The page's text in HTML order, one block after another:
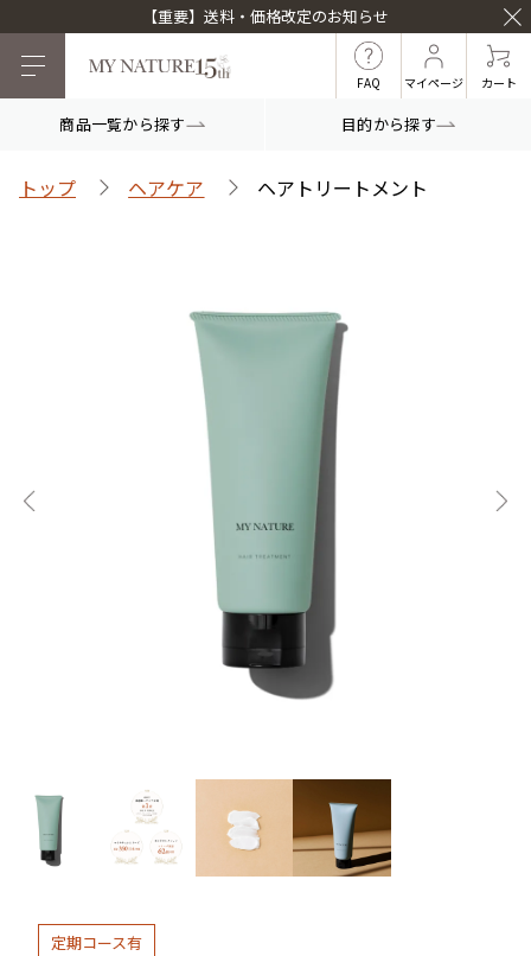
【重要】送料・価格改定のお知らせ
FAQ マイページ カート
商品一覧から探す
マイナチュレ薬用育毛剤
薬用スカルプシャンプ
スカルプフローラブー
スター
ヘアトリートメント
やわらかヘッドスパブ
ラシ
やわらぐクッションブ
ラシ
目的から探す
トップ ヘアケア ヘアトリートメント
定期コース有